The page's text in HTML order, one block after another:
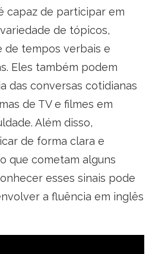
capaz de participar em
de tópicos,
de tempos verbais e
Eles também podem
das conversas cotidianas
de TV e filmes em
Além disso,
de forma clara e
que cometam alguns
esses sinais pode
a fluência em inglês